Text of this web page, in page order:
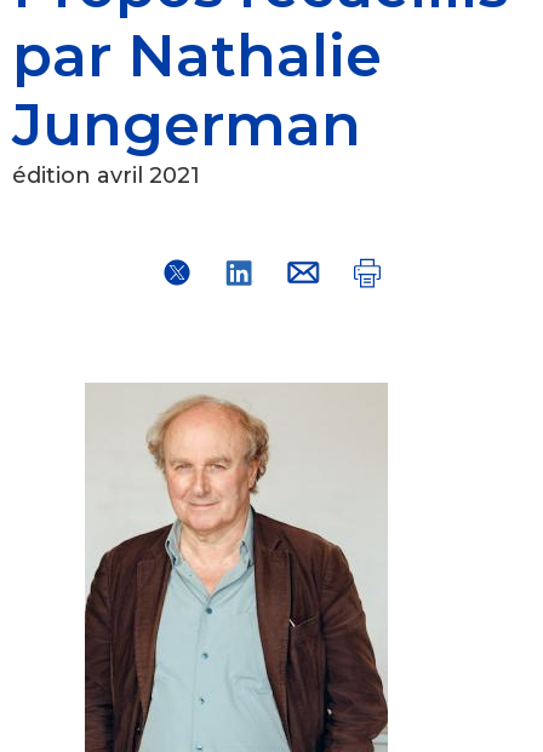
par Nathalie
Jungerman
édition avril 2021